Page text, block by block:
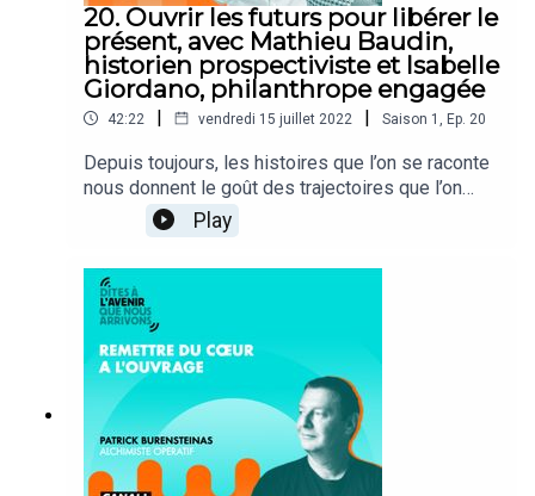
20. Ouvrir les futurs pour libérer le
présent, avec Mathieu Baudin,
historien prospectiviste et Isabelle
Giordano, philanthrope engagée
42:22 | vendredi 15 juillet 2022 | Saison 1 Ep. 20
Depuis toujours, les histoires que l’on se raconte
nous donnent le goût des trajectoires que l’on
emprunte. Dans la bataille des imaginaires à
l’œuvre ici et maintenant la contribution des futurs
conversation exceptionnelle où Isabelle
Giordano, ancienne journaliste-présentatrice
aujourd’hui déléguée générale de la Fondation
BNP Paribas, reçoit Mathieu Baudin, historien et
prospectiviste, directeur de l’Institut des Futurs
souhaitables et animateur de ce podcast.
Play